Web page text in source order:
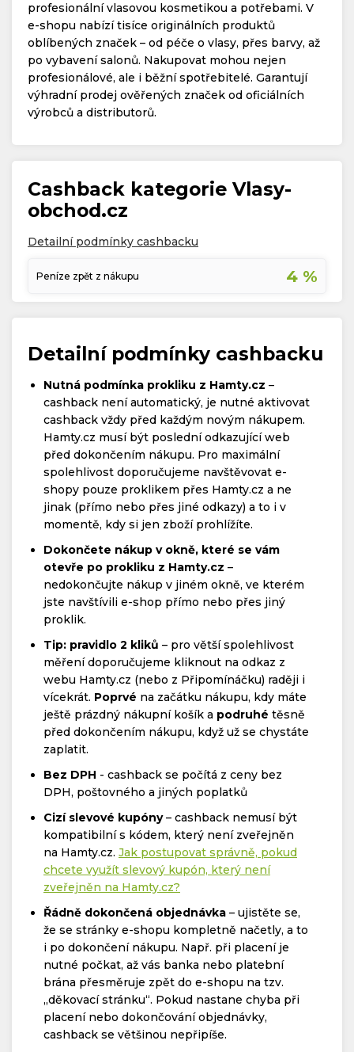
Copyright © 2019 - 2026. Všechna práva vyhrazena.
profesionální vlasovou kosmetikou a potřebami. V
e-shopu nabízí tisíce originálních produktů
oblíbených značek – od péče o vlasy, přes barvy, až
po vybavení salonů. Nakupovat mohou nejen
profesionálové, ale i běžní spotřebitelé. Garantují
výhradní prodej ověřených značek od oficiálních
výrobců a distributorů.
Cashback kategorie Vlasy-
obchod.cz
Detailní podmínky cashbacku
Peníze zpět z nákupu 4 %
Detailní podmínky cashbacku
Nutná podmínka prokliku z Hamty.cz –
cashback není automatický, je nutné aktivovat
cashback vždy před každým novým nákupem.
Hamty.cz musí být poslední odkazující web
před dokončením nákupu. Pro maximální
spolehlivost doporučujeme navštěvovat e-
shopy pouze proklikem přes Hamty.cz a ne
jinak (přímo nebo přes jiné odkazy) a to i v
momentě, kdy si jen zboží prohlížíte.
Dokončete nákup v okně, které se vám
otevře po prokliku z Hamty.cz –
nedokončujte nákup v jiném okně, ve kterém
jste navštívili e-shop přímo nebo přes jiný
proklik.
Tip: pravidlo 2 kliků – pro větší spolehlivost
měření doporučujeme kliknout na odkaz z
webu Hamty.cz (nebo z Připomínáčku) raději i
vícekrát. Poprvé na začátku nákupu, kdy máte
ještě prázdný nákupní košík a podruhé těsně
před dokončením nákupu, když už se chystáte
zaplatit.
Bez DPH - cashback se počítá z ceny bez
DPH, poštovného a jiných poplatků
Cizí slevové kupóny– cashback nemusí být
kompatibilní s kódem, který není zveřejněn
na Hamty.cz. Jak postupovat správně, pokud
chcete využít slevový kupón, který není
zveřejněn na Hamty.cz?
Řádně dokončená objednávka – ujistěte se,
že se stránky e-shopu kompletně načetly, a to
i po dokončení nákupu. Např. při placení je
nutné počkat, až vás banka nebo platební
brána přesměruje zpět do e-shopu na tzv.
„děkovací stránku“. Pokud nastane chyba při
placení nebo dokončování objednávky,
cashback se většinou nepřipíše.